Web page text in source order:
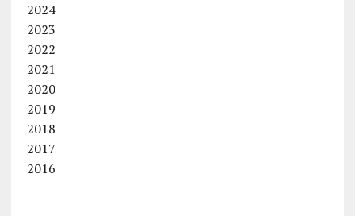
2024
2023
2022
2021
2020
2019
2018
2017
2016